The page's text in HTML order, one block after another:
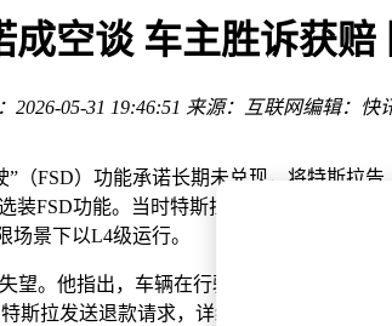
代SU7 Pro续航升级 实力比肩国际水准
出售，未来何去何从？
稻田中种下AI长跑的耐心与共识
科八核芯登场 护眼大屏续航持久
牢数据“防火墙”护自家商品信息
成空谈 车主胜诉获
2026-05-31 19:46:51 来源：互联网编辑：快
（FSD）功能承诺长期未兑现，将特斯拉
装FSD功能。当时特斯拉宣称，随着软件
场景下以L4级运行。
望。他指出，车辆在行驶中无故停车、激
斯拉发送退款请求，详细列举了FSD功能